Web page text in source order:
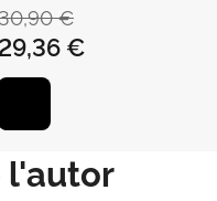
NURIA /
SORIANO, CARMEN
€
29,36 €
l'autor